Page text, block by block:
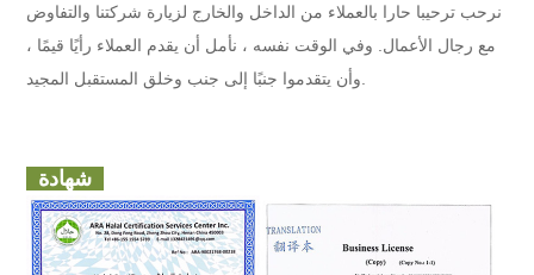
نرحب ترحيبا حارا بالعملاء من الداخل والخارج لزيارة شركتنا والتفاوض
مع رجال الأعمال. وفي الوقت نفسه ، نأمل أن يقدم العملاء رأيًا قيمًا ،